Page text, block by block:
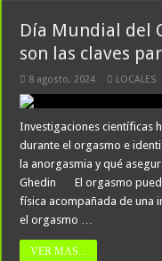
Día Mundial del
son las claves
8 agosto, 2024 LOCALES
Investigaciones científicas
durante el orgasmo e
la anorgasmia y qué
Ghedin El orgasmo
física acompañada de una
el orgasmo …
VER MAS...